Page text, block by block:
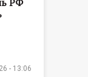
- 13:06